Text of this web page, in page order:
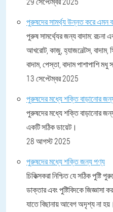
পুরুষদের সামর্থ্য উন্নত করে এমন
পুরুষ সামর্থ্যের জন্য বাদাম: রচনা
আখরোট, কাজু, হ্যাজনেল্টস, বাদাম,
বাদাম, পেস্তা, বাদাম পাশাপাশি
13 সেপ্টেম্বর 2025
পুরুষদের মধ্যে শক্তি বাড়ানোর
পুরুষদের মধ্যে শক্তি বাড়ানোর
একটি সঠিক ডায়েট।
28 আগস্ট 2025
পুরুষদের মধ্যে শক্তি জন্য পণ্য
চিকিত্সকরা নিশ্চিত যে সঠিক
ডাক্তার এবং পুষ্টিবিদকে জিজ্ঞাসা
যাতে বিছানায় আবেগ অদৃশ্য না হয়।